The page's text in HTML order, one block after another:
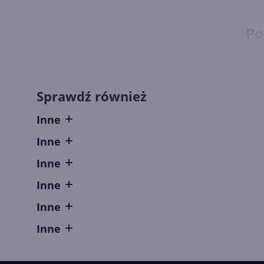
Sprawdź również
Inne
Inne
Inne
Inne
Inne
Inne